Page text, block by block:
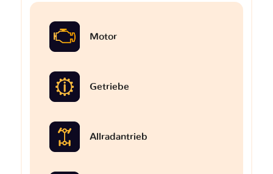
Motor
Getriebe
Allradantrieb